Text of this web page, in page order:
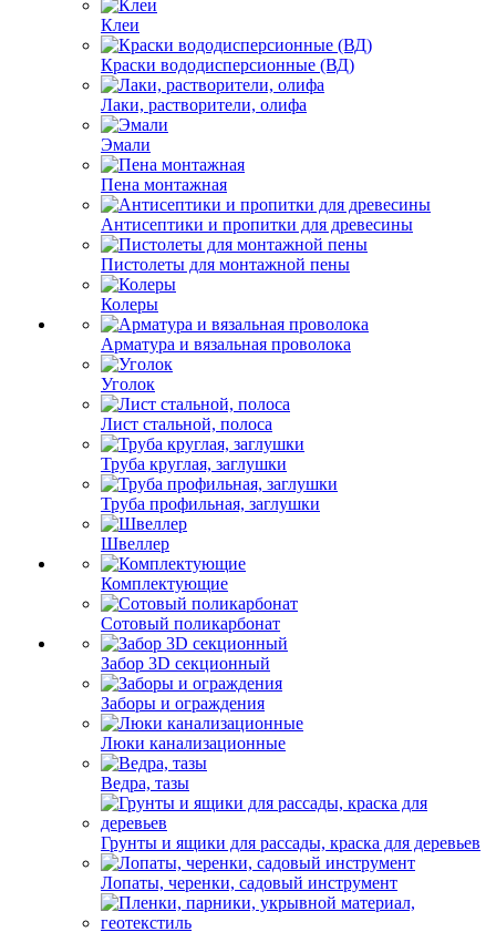
Клеи
Краски вододисперсионные (ВД)
Лаки, растворители, олифа
Эмали
Пена монтажная
Антисептики и пропитки для древесины
Пистолеты для монтажной пены
Колеры
Арматура и вязальная проволока
Уголок
Лист стальной, полоса
Труба круглая, заглушки
Труба профильная, заглушки
Швеллер
Комплектующие
Сотовый поликарбонат
Забор 3D секционный
Заборы и ограждения
Люки канализационные
Ведра, тазы
Грунты и ящики для рассады, краска для деревьев
Лопаты, черенки, садовый инструмент